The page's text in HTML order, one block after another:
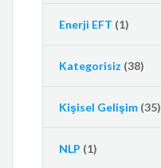
Enerji EFT (1)
Kategorisiz (38)
Kişisel Gelişim (35)
NLP (1)